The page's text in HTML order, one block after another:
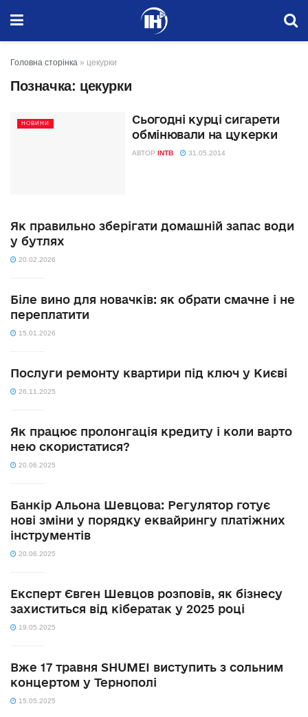
Головна сторінка » цекурки
Позначка: цекурки
НОВИНИ
Сьогодні курці сигарети
обмінювали на цукерки
АВТОР INTB 31.05.2014
Як правильно зберігати домашній запас води
у бутлях
20.02.2026
Біле вино для новачків: як обрати смачне і не
переплатити
15.01.2026
Послуги ремонту квартири під ключ у Києві
26.11.2025
Як працює пролонгація кредиту і коли варто
нею скористатися?
20.06.2025
Банкір Альона Шевцова: Регулятор готує
нові зміни у порядку еквайрингу платіжних
інструментів
20.06.2025
Експерт Євген Шевцов розповів, як бізнесу
захиститься від кібератак у 2025 році
19.05.2025
Вже 17 травня SHUMEI виступить з сольним
концертом у Тернополі
15.05.2025